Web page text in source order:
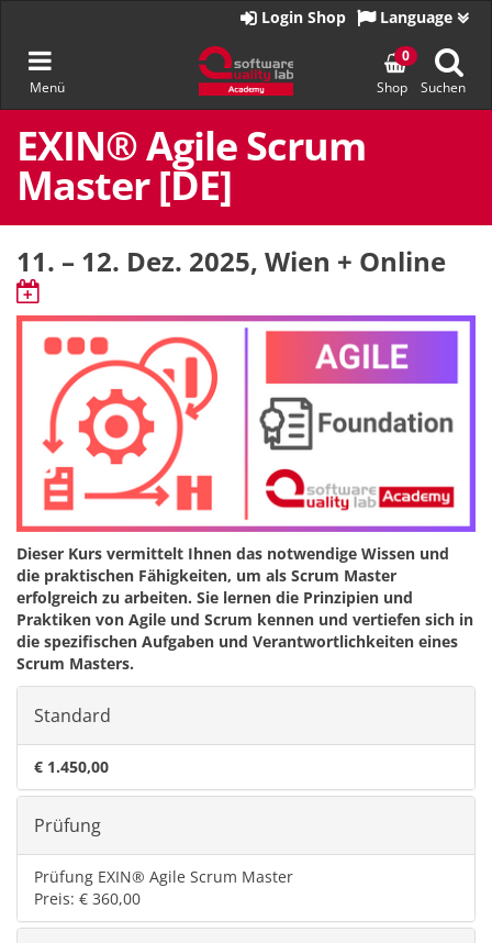
Zum
Inhalt
springen
Navigation
umschalten
Menü
Startseite
Language
Login Shop
Shop
0
Suchen
EXIN® Agile Scrum
Master [DE]
11. – 12. Dez. 2025, Wien + Online
Dieser Kurs vermittelt Ihnen das notwendige Wissen und
die praktischen Fähigkeiten, um als Scrum Master
erfolgreich zu arbeiten. Sie lernen die Prinzipien und
Praktiken von Agile und Scrum kennen und vertiefen sich in
die spezifischen Aufgaben und Verantwortlichkeiten eines
Scrum Masters.
Standard
€ 1.450,00
Prüfung
Prüfung EXIN® Agile Scrum Master
Preis: € 360,00